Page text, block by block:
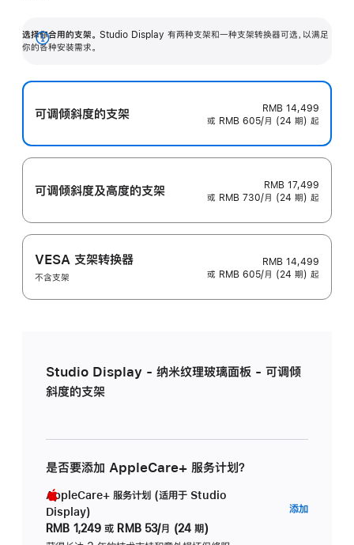
选择你合用的支架。 Studio Display 有两种支架和一种支架转换器可选，以满足
你的各种安装需求。
展
可调倾斜度的支架
RMB 14,499
或 RMB 605/月 (24 期) 起
可调倾斜度及高‍度的支‍架
RMB 17,499
或 RMB 730/月 (24 期) 起
VESA 支架转换器
不含支架
RMB 14,499
或 RMB 605/月 (24 期) 起
Studio Display - 纳米纹理玻璃面板 - 可调倾
斜度的支架
是否要添加 AppleCare+ 服务计划？
AppleCare+ 服务计划 (适用于 Studio
Display)
RMB 1,249 或 RMB 53/月 (24 期)
添加